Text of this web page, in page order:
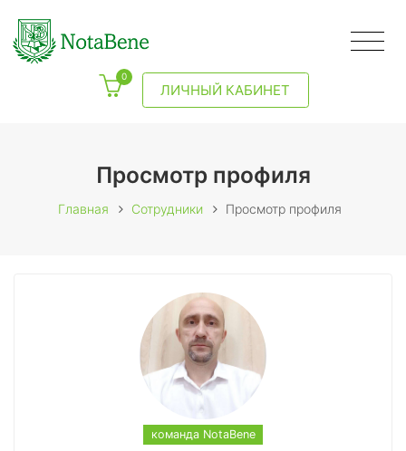
0
ЛИЧНЫЙ КАБИНЕТ
Просмотр профиля
Главная Сотрудники Просмотр профиля
команда NotaBene